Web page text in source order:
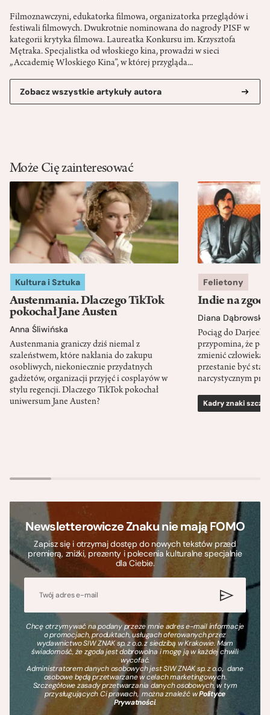
Filmoznawczyni, edukatorka filmowa, organizatorka przeglądów i
festiwali filmowych. Dwukrotnie nominowana do nagrody PISF w
kategorii krytyka filmowa. Laureatka Konkursu im. Krzysztofa
Mętraka. Specjalistka od włoskiego kina, prowadzi w sieci
„Accademię Włoskiego Kina”, w której przygląda...
Zobacz wszystkie artykuły autora
Może Cię zainteresować
Kultura i Sztuka
Austenmania. Dlaczego TikTok
pokochał Jane Austen
Anna Śliwińska
Austenmania graniczy dziś niemal z
szaleństwem, które nakłania do zakupu
osobliwych, niekoniecznie przydatnych
gadżetów, organizacji przyjęć i cosplayów w
stylu regencji. Dlaczego TikTok pokochał
uniwersum Jane Austen?
Felietony
Indie na
Diana Dąbrowska
Pociąg do
przypomina, że
zmienić człowieka
przestanie być
narcystycznym
Kadry znaki
Newsletterowicze Znaku nie mają FOMO
Zapisz się i otrzymaj dostęp do nowych tekstów przed
premierą, zniżki, prezenty i polecenia kulturalne specjalnie
dla Ciebie.
Chcę otrzymywać na podany przeze mnie adres e-mail informacje
o promocjach, produktach, usługach oferowanych przez
wydawnictwo SIW ZNAK sp. z o.o. z siedzibą w Krakowie. Mam
świadomość, że zgoda jest dobrowolna i mogę ją w każdej chwili
wycofać.
Administratorem danych osobowych jest SIW ZNAK sp. z o.o., dane
osobowe będą przetwarzane w celach marketingowych.
Szczegółowe zasady przetwarzania danych osobowych, w tym
przysługujących Ci prawach, można znaleźć wPolityce
Prywatności.